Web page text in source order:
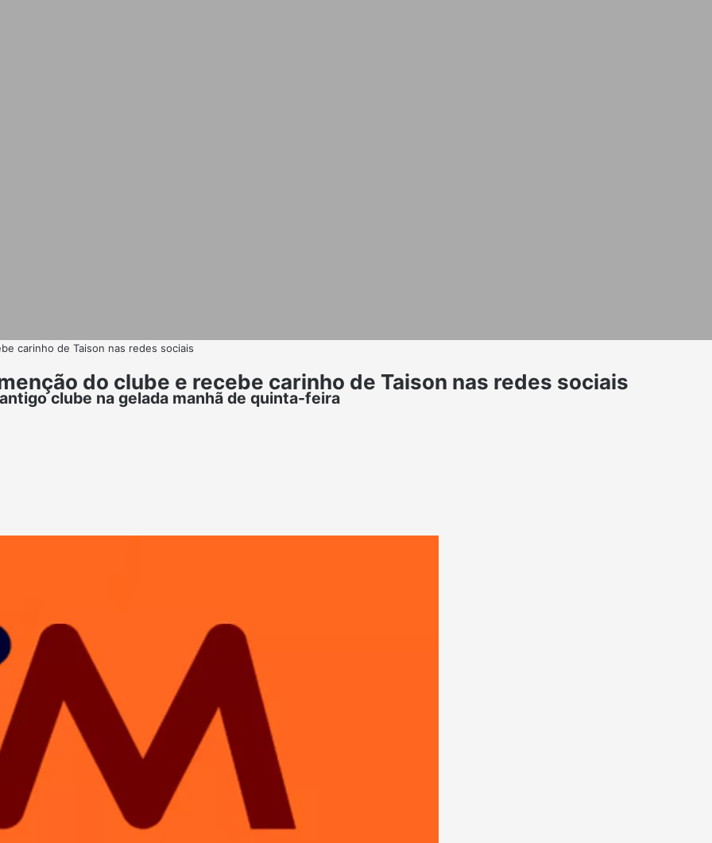
carinho de Taison nas redes sociais
do clube e recebe carinho de Taison nas redes sociais
clube na gelada manhã de quinta-feira